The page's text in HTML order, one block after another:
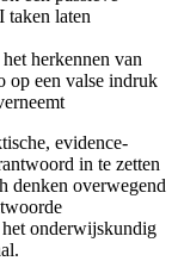
taken laten
herkennen van
op een valse indruk
evidence-
in te zetten
denken overwegend
onderwijskundig